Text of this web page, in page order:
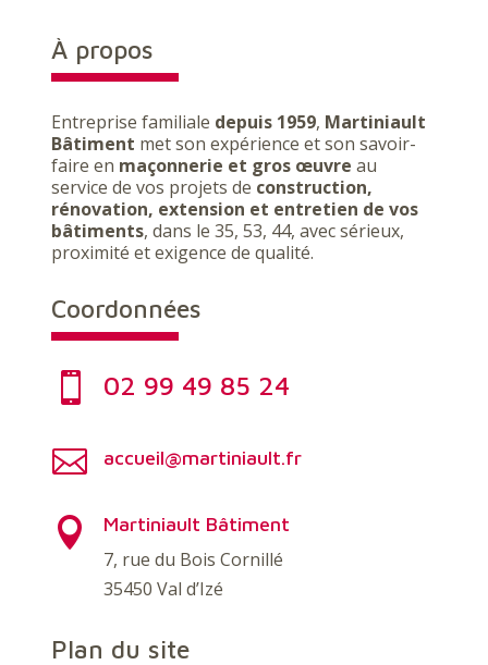
À propos
Entreprise familiale depuis 1959, Martiniault
Bâtiment met son expérience et son savoir-
faire en maçonnerie et gros œuvre au
service de vos projets de construction,
rénovation, extension et entretien de vos
bâtiments, dans le 35, 53, 44, avec sérieux,
proximité et exigence de qualité.
Coordonnées
 02 99 49 85 24
 accueil@martiniault.fr
 Martiniault Bâtiment
7, rue du Bois Cornillé
35450 Val d’Izé
Plan du site